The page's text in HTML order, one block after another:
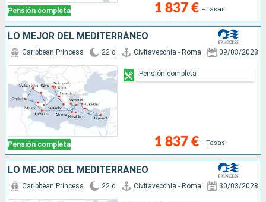
Pensión completa 1 837 € +Tasas
LO MEJOR DEL MEDITERRÁNEO
Pensión completa
Caribbean Princess 22 d Civitavecchia - Roma 09/03/2028
1 837 € +Tasas
Pensión completa
LO MEJOR DEL MEDITERRÁNEO
Caribbean Princess 22 d Civitavecchia - Roma 30/03/2028